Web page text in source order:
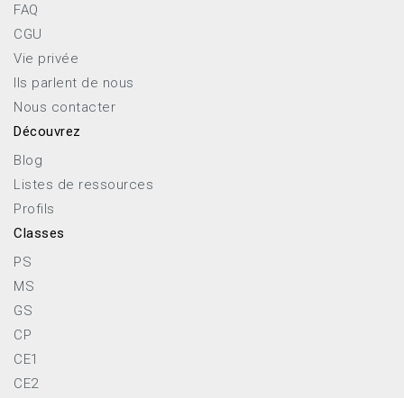
FAQ
CGU
Vie privée
Ils parlent de nous
Nous contacter
Découvrez
Blog
Listes de ressources
Profils
Classes
PS
MS
GS
CP
CE1
CE2